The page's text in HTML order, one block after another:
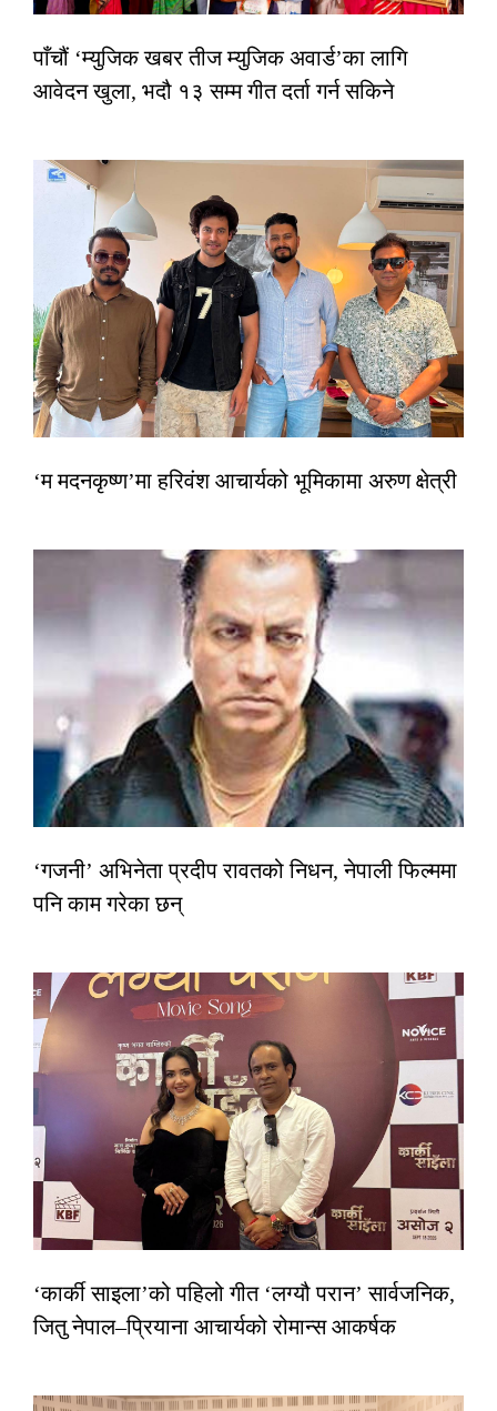
पाँचौं ‘म्युजिक खबर तीज म्युजिक अवार्ड’का लागि
आवेदन खुला, भदौ १३ सम्म गीत दर्ता गर्न सकिने
‘म मदनकृष्ण’मा हरिवंश आचार्यको भूमिकामा अरुण क्षेत्री
‘गजनी’ अभिनेता प्रदीप रावतको निधन, नेपाली फिल्ममा
पनि काम गरेका छन्
‘कार्की साइला’को पहिलो गीत ‘लग्यौ परान’ सार्वजनिक,
जितु नेपाल–प्रियाना आचार्यको रोमान्स आकर्षक